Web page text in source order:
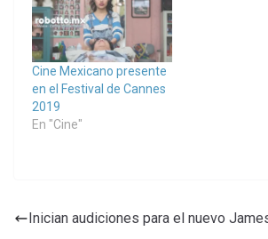
Cine Mexicano presente
en el Festival de Cannes
2019
En "Cine"
Inician audiciones para el nuevo